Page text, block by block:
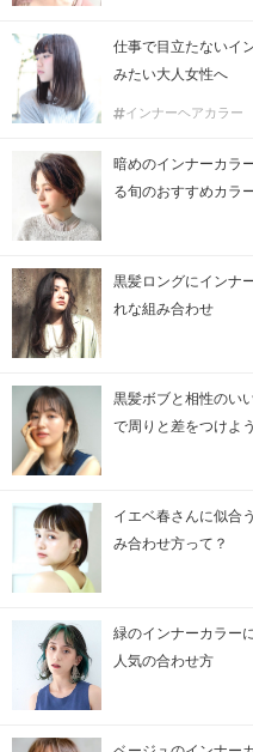
仕事で目立たないイ
みたい大人女性へ
インナーヘアカラー
暗めのインナーカラ
る旬のおすすめカラ
黒髪ロングにインナ
れな組み合わせ
黒髪ボブと相性のい
で周りと差をつけよう
イエベ春さんに似合
み合わせ方って？
緑のインナーカラー
人気の合わせ方